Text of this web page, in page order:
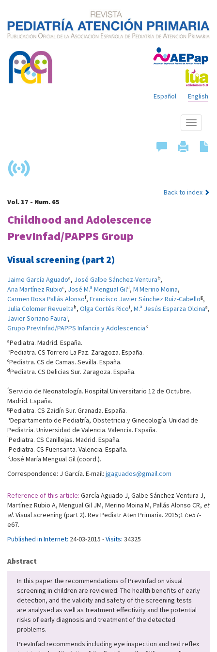
English
Español
Show
menu
Back to index
Vol. 17 - Num. 65
Childhood and Adolescence
PrevInfad/PAPPS Group
Visual screening (part 2)
Jaime García Aguadoa, José Galbe Sánchez-Venturab,
Ana Martínez Rubioc, José M.ª Mengual Gild, M Merino Moina,
Carmen Rosa Pallás Alonsof, Francisco Javier Sánchez Ruiz-Cabellog,
Julia Colomer Revueltah, Olga Cortés Ricoi, M.ª Jesús Esparza Olcinaa,
Javier Soriano Fauraj,
Grupo PrevInfad/PAPPS Infancia y Adolescenciak
aPediatra. Madrid. España.
bPediatra. CS Torrero La Paz. Zaragoza. España.
cPediatra. CS de Camas. Sevilla. España.
dPediatra. CS Delicias Sur. Zaragoza. España.
fServicio de Neonatología. Hospital Universitario 12 de Octubre.
Madrid. España.
gPediatra. CS Zaidín Sur. Granada. España.
hDepartamento de Pediatría, Obstetricia y Ginecología. Unidad de
Pediatría. Universidad de Valencia. Valencia. España.
iPediatra. CS Canillejas. Madrid. España.
jPediatra. CS Fuensanta. Valencia. España.
kJosé María Mengual Gil (coord.).
Correspondence: J García. E-mail: jgaguados@gmail.com
Reference of this article: García Aguado J, Galbe Sánchez-Ventura J,
Martínez Rubio A, Mengual Gil JM, Merino Moina M, Pallás Alonso CR, et
al. Visual screening (part 2). Rev Pediatr Aten Primaria. 2015;17:e57-
e67.
Published in Internet: 24-03-2015 -Visits: 34325
Abstract
In this paper the recommendations of PrevInfad on visual
screening in children are reviewed. The health benefits of early
detection, and the validity and safety of the screening tests
are analysed as well as treatment effectivity and the potential
risks of early diagnosis and treatment of the detected
problems.
PrevInfad recommends including eye inspection and red reflex